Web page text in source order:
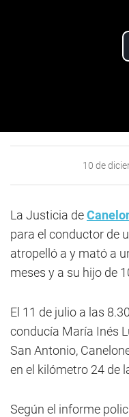
10 de
La Justicia de
para el conductor de
atropelló a y mató a
meses y a su hijo de
El 11 de julio a las
conducía María Inés
San Antonio,
en el kilómetro 24 de
Según el informe